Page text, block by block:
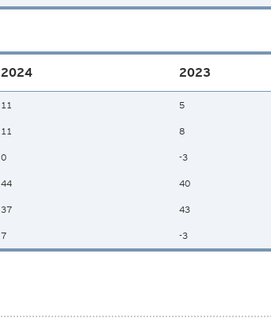
2024 2023
11 5
11 8
0 -3
44 40
37 43
7 -3